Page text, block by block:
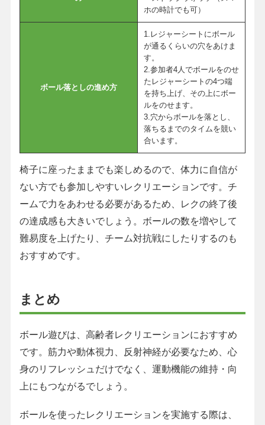
ホの時計でも可）
ボール落としの進め方
1.レジャーシートにボール
が通るくらいの穴をあけま
す。
2.参加者4人でボールをのせ
たレジャーシートの4つ端
を持ち上げ、その上にボー
ルをのせます。
3.穴からボールを落とし、
落ちるまでのタイムを競い
合います。
椅子に座ったままでも楽しめるので、体力に自信が
ない方でも参加しやすいレクリエーションです。チ
ームで力をあわせる必要があるため、レクの終了後
の達成感も大きいでしょう。ボールの数を増やして
難易度を上げたり、チーム対抗戦にしたりするのも
おすすめです。
まとめ
ボール遊びは、高齢者レクリエーションにおすすめ
です。筋力や動体視力、反射神経が必要なため、心
身のリフレッシュだけでなく、運動機能の維持・向
上にもつながるでしょう。
ボールを使ったレクリエーションを実施する際は、